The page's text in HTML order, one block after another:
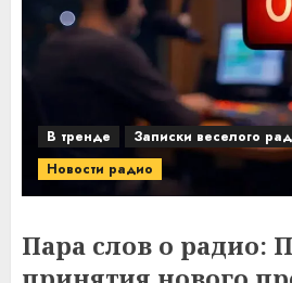
В тренде
Записки веселого
Новости радио
Пара слов о радио: